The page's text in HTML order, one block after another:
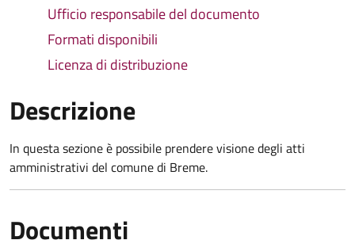
Ufficio responsabile del documento
Formati disponibili
Licenza di distribuzione
Descrizione
In questa sezione è possibile prendere visione degli atti
amministrativi del comune di Breme.
Documenti